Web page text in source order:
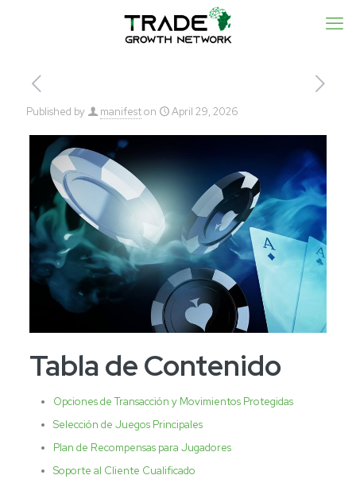
Published by manifeston April 29, 2026
Tabla de Contenido
Opciones de Transacción y Movimientos Protegidas
Selección de Juegos Principales
Plan de Recompensas para Jugadores
Soporte al Cliente Cualificado